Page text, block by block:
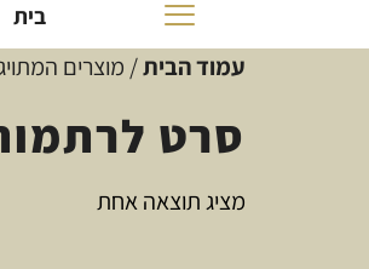
בית
עמוד הבית/ מוצרים
סרט
מציג תוצאה אחת